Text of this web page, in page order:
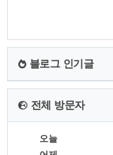
블로그 인기글
전체 방문자
오늘